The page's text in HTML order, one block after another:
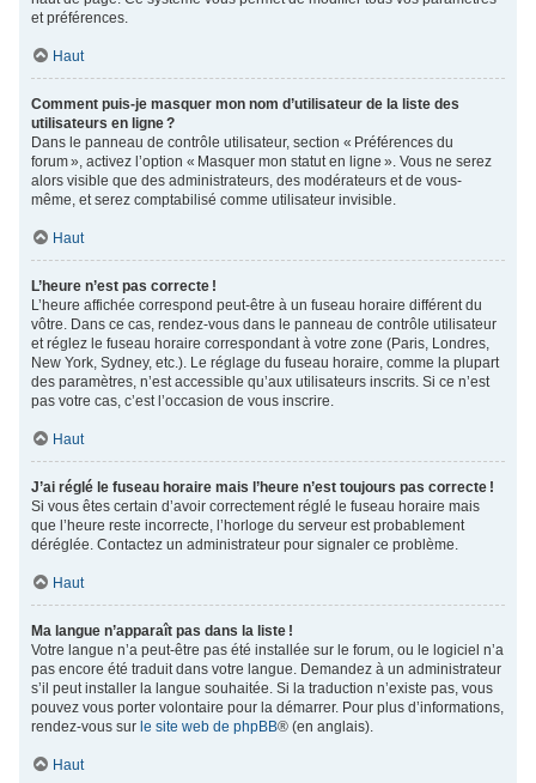
et préférences.
Haut
Comment puis-je masquer mon nom d’utilisateur de la liste des
utilisateurs en ligne ?
Dans le panneau de contrôle utilisateur, section « Préférences du
forum », activez l’option « Masquer mon statut en ligne ». Vous ne serez
alors visible que des administrateurs, des modérateurs et de vous-
même, et serez comptabilisé comme utilisateur invisible.
Haut
L’heure n’est pas correcte !
L’heure affichée correspond peut-être à un fuseau horaire différent du
vôtre. Dans ce cas, rendez-vous dans le panneau de contrôle utilisateur
et réglez le fuseau horaire correspondant à votre zone (Paris, Londres,
New York, Sydney, etc.). Le réglage du fuseau horaire, comme la plupart
des paramètres, n’est accessible qu’aux utilisateurs inscrits. Si ce n’est
pas votre cas, c’est l’occasion de vous inscrire.
Haut
J’ai réglé le fuseau horaire mais l’heure n’est toujours pas correcte !
Si vous êtes certain d’avoir correctement réglé le fuseau horaire mais
que l’heure reste incorrecte, l’horloge du serveur est probablement
déréglée. Contactez un administrateur pour signaler ce problème.
Haut
Ma langue n’apparaît pas dans la liste !
Votre langue n’a peut-être pas été installée sur le forum, ou le logiciel n’a
pas encore été traduit dans votre langue. Demandez à un administrateur
s’il peut installer la langue souhaitée. Si la traduction n’existe pas, vous
pouvez vous porter volontaire pour la démarrer. Pour plus d’informations,
rendez-vous sur le site web de phpBB® (en anglais).
Haut